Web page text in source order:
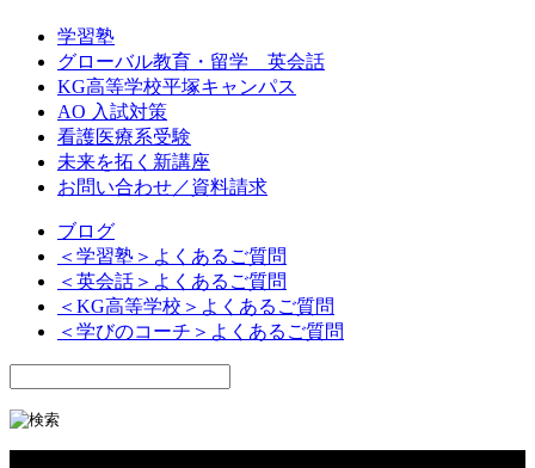
学習塾
グローバル教育・留学 英会話
KG高等学校平塚キャンパス
AO 入試対策
看護医療系受験
未来を拓く新講座
お問い合わせ／資料請求
ブログ
＜学習塾＞よくあるご質問
＜英会話＞よくあるご質問
＜KG高等学校＞よくあるご質問
＜学びのコーチ＞よくあるご質問